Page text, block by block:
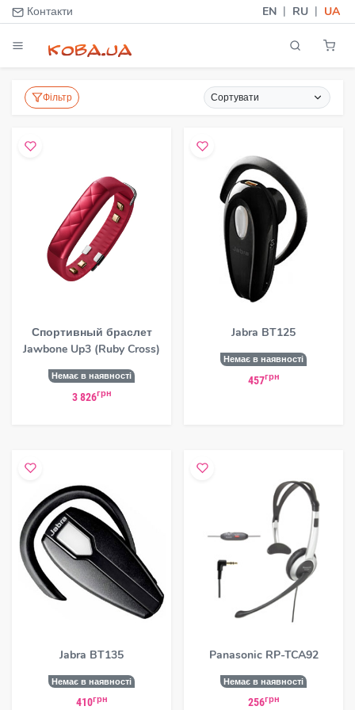
Контакти EN | RU | UA
Фільтр Сортувати
Спортивный браслет
Jawbone Up3 (Ruby Cross)
Немає в наявності
3 826грн
Jabra BT125
Немає в наявності
457грн
Jabra BT135
Немає в наявності
410грн
Panasonic RP-TCA92
Немає в наявності
256грн